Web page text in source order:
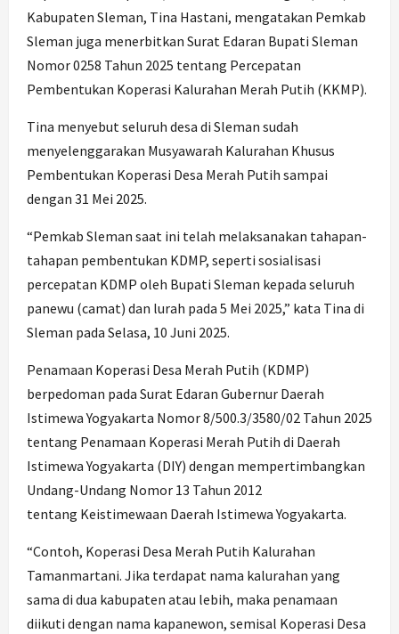
Kabupaten Sleman, Tina Hastani, mengatakan Pemkab
Sleman juga menerbitkan Surat Edaran Bupati Sleman
Nomor 0258 Tahun 2025 tentang Percepatan
Pembentukan Koperasi Kalurahan Merah Putih (KKMP).
Tina menyebut seluruh desa di Sleman sudah
menyelenggarakan Musyawarah Kalurahan Khusus
Pembentukan Koperasi Desa Merah Putih sampai
dengan 31 Mei 2025.
“Pemkab Sleman saat ini telah melaksanakan tahapan-
tahapan pembentukan KDMP, seperti sosialisasi
percepatan KDMP oleh Bupati Sleman kepada seluruh
panewu (camat) dan lurah pada 5 Mei 2025,” kata Tina di
Sleman pada Selasa, 10 Juni 2025.
Penamaan Koperasi Desa Merah Putih (KDMP)
berpedoman pada Surat Edaran Gubernur Daerah
Istimewa Yogyakarta Nomor 8/500.3/3580/02 Tahun 2025
tentang Penamaan Koperasi Merah Putih di Daerah
Istimewa Yogyakarta (DIY) dengan mempertimbangkan
Undang-Undang Nomor 13 Tahun 2012
tentang Keistimewaan Daerah Istimewa Yogyakarta.
“Contoh, Koperasi Desa Merah Putih Kalurahan
Tamanmartani. Jika terdapat nama kalurahan yang
sama di dua kabupaten atau lebih, maka penamaan
diikuti dengan nama kapanewon, semisal Koperasi Desa